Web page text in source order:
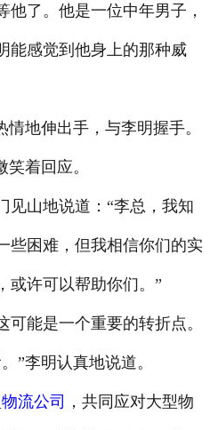
他了。他是一位中年男子，
能感觉到他身上的那种威
地伸出手，与李明握手。
着回应。
见山地说道：“李总，我知
些困难，但我相信你们的实
或许可以帮助你们。”
能是一个重要的转折点。
”李明认真地说道。
物流公司 ，共同应对大型物